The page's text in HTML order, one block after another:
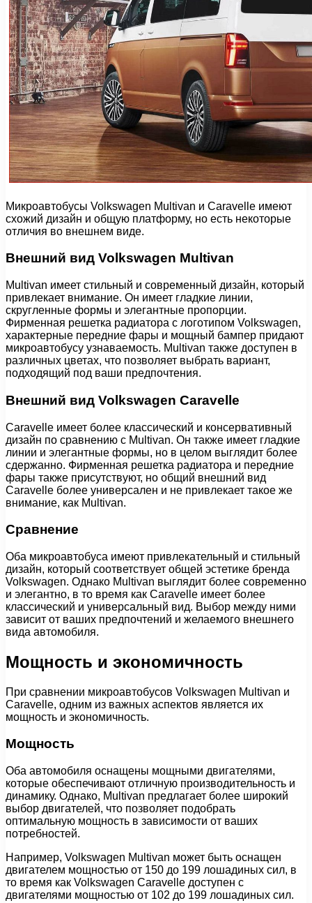
Микроавтобусы Volkswagen Multivan и Caravelle имеют
схожий дизайн и общую платформу, но есть некоторые
отличия во внешнем виде.
Внешний вид Volkswagen Multivan
Multivan имеет стильный и современный дизайн, который
привлекает внимание. Он имеет гладкие линии,
скругленные формы и элегантные пропорции.
Фирменная решетка радиатора с логотипом Volkswagen,
характерные передние фары и мощный бампер придают
микроавтобусу узнаваемость. Multivan также доступен в
различных цветах, что позволяет выбрать вариант,
подходящий под ваши предпочтения.
Внешний вид Volkswagen Caravelle
Caravelle имеет более классический и консервативный
дизайн по сравнению с Multivan. Он также имеет гладкие
линии и элегантные формы, но в целом выглядит более
сдержанно. Фирменная решетка радиатора и передние
фары также присутствуют, но общий внешний вид
Caravelle более универсален и не привлекает такое же
внимание, как Multivan.
Сравнение
Оба микроавтобуса имеют привлекательный и стильный
дизайн, который соответствует общей эстетике бренда
Volkswagen. Однако Multivan выглядит более современно
и элегантно, в то время как Caravelle имеет более
классический и универсальный вид. Выбор между ними
зависит от ваших предпочтений и желаемого внешнего
вида автомобиля.
Мощность и экономичность
При сравнении микроавтобусов Volkswagen Multivan и
Caravelle, одним из важных аспектов является их
мощность и экономичность.
Мощность
Оба автомобиля оснащены мощными двигателями,
которые обеспечивают отличную производительность и
динамику. Однако, Multivan предлагает более широкий
выбор двигателей, что позволяет подобрать
оптимальную мощность в зависимости от ваших
потребностей.
Например, Volkswagen Multivan может быть оснащен
двигателем мощностью от 150 до 199 лошадиных сил, в
то время как Volkswagen Caravelle доступен с
двигателями мощностью от 102 до 199 лошадиных сил.